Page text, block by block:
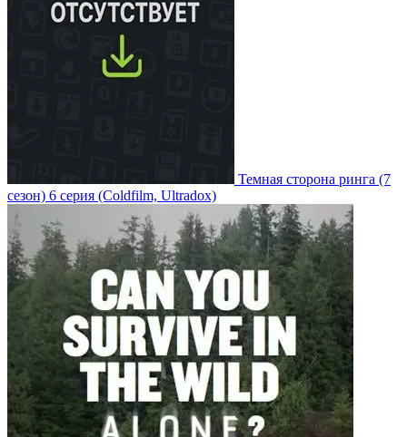
Темная сторона ринга (7
сезон) 6 серия (Coldfilm, Ultradox)